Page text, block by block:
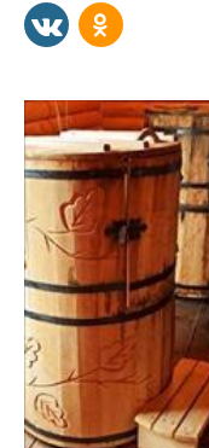
Єдиний у Черкасах
комфортний
природи та
відпочинку та